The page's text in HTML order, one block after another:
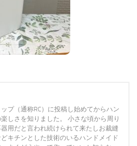
プ（通称RC）に投稿し始めてからハン
楽しさを知りました。 小さな頃から周り
用だと言われ続けられて来たしお裁縫
キチンとした技術のいるハンドメイド